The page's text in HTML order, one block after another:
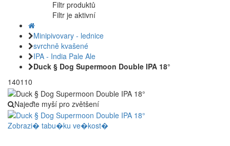
Filtr produktů
Filtr je aktivní
Minipivovary - lednice
svrchně kvašené
IPA - India Pale Ale
Duck § Dog Supermoon Double IPA 18°
140110
Najeďte myší pro zvětšení
Zobrazi� tabu�ku ve�kost�